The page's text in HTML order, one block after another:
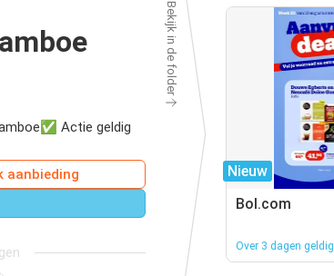
Actie geldig
aanbieding
Bekijk in de folder
Nieuw
Bol.com
Over 3 dagen geldig